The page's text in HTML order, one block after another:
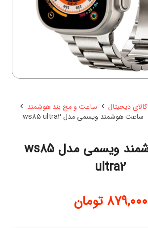
کالای دیجیتال
ساعت و مچ بند هوشمند
ساعت هوشمند ویسمی مدل ws85 ultra2
ساعت هوشمند ویسمی مدل ws85
ultra2
879,000 تومان